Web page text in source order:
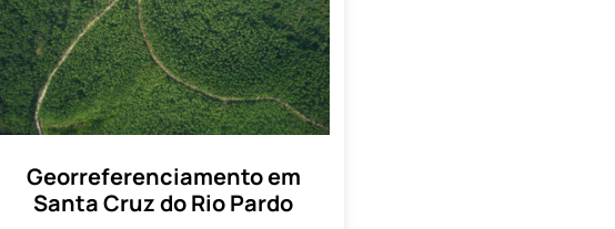
Georreferenciamento em
Santa Cruz do Rio Pardo